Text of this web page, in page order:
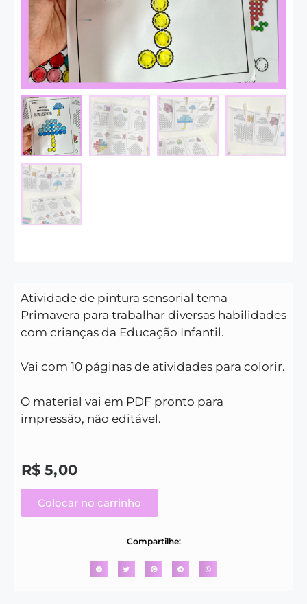
Atividade de pintura sensorial tema
Primavera para trabalhar diversas habilidades
com crianças da Educação Infantil.
Vai com 10 páginas de atividades para colorir.
O material vai em PDF pronto para
impressão, não editável.
R$ 5,00
Colocar no carrinho
Compartilhe: